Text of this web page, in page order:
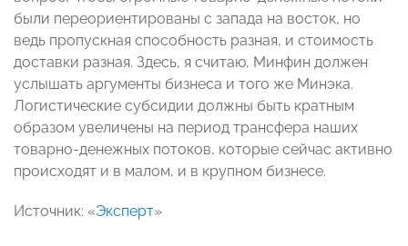
были переориентированы с запада на восток, но
ведь пропускная способность разная, и стоимость
доставки разная. Здесь, я считаю, Минфин должен
услышать аргументы бизнеса и того же Минэка.
Логистические субсидии должны быть кратным
образом увеличены на период трансфера наших
товарно-денежных потоков, которые сейчас активно
происходят и в малом, и в крупном бизнесе.
Источник: «Эксперт»